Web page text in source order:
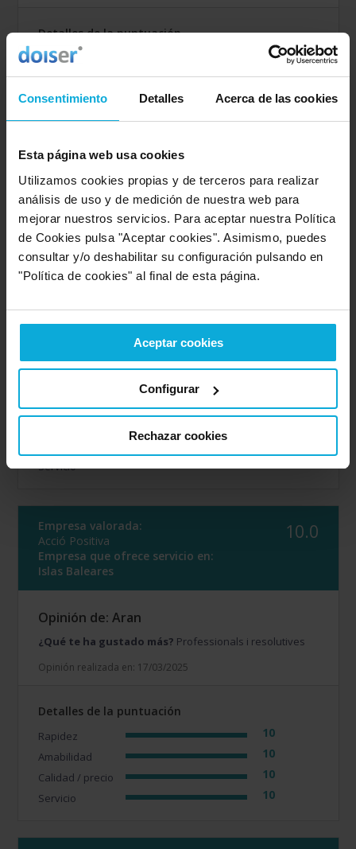
Consentimiento Detalles Acerca de las cookies
Esta página web usa cookies
Utilizamos cookies propias y de terceros para realizar
análisis de uso y de medición de nuestra web para
mejorar nuestros servicios. Para aceptar nuestra Política
de Cookies pulsa "Aceptar cookies". Asimismo, puedes
consultar y/o deshabilitar su configuración pulsando en
"Política de cookies" al final de esta página.
Aceptar cookies
Configurar
Rechazar cookies
Detalles de la puntuación
Rapidez 10
Amabilidad 10
Calidad / precio 10
Servicio
Empresa valorada:
Acció Positiva
Empresa que ofrece servicio en:
Islas Baleares
10.0
Opinión de: MAR GARCIA
amabilidad, calidad y servicio.
Opinión realizada en: 18/03/2025
Rapidez
10
Servicio
Empresa valorada:
Acció Positiva
Empresa que ofrece servicio en:
Islas Baleares
10.0
Opinión de: Aran
¿Qué te ha gustado más? Professionals i resolutives
Opinión realizada en: 17/03/2025
Detalles de la puntuación
Rapidez 10
Amabilidad 10
Calidad / precio 10
Servicio 10